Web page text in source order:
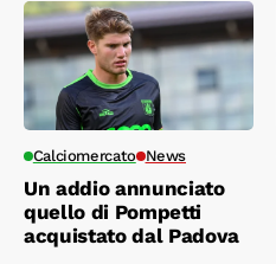
Calciomercato News
Un addio annunciato
quello di Pompetti
acquistato dal Padova